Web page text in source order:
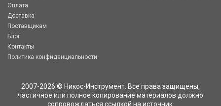
Оплата
Доставка
Поставщикам
Блог
Контакты
Политика конфиденциальности
2007-2026 © Никос-Инструмент. Все права защищены,
частичное или полное копирование материалов должно
сопровождаться ссылкой на источник.